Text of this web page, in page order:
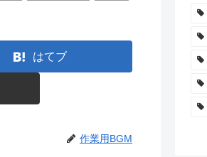
はてブ
作業用BGM